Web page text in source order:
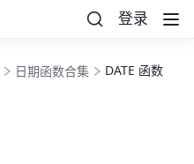
登录
日期函数合集 DATE 函数